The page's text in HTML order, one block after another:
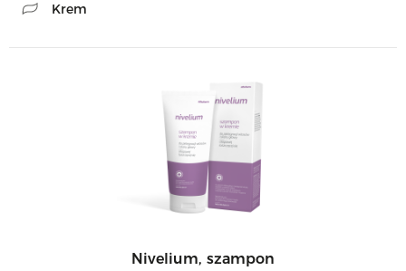
Krem
Nivelium, szampon